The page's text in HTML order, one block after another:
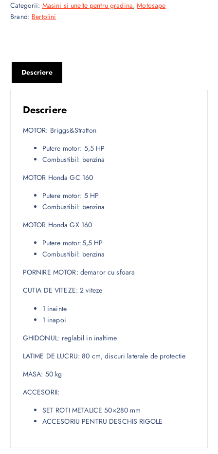
Categorii: Masini si unelte pentru gradina,Motosape
Brand: Bertolini
Descriere
Descriere
MOTOR: Briggs&Stratton
Putere motor: 5,5 HP
Combustibil: benzina
MOTOR Honda GC 160
Putere motor: 5 HP
Combustibil: benzina
MOTOR Honda GX 160
Putere motor:5,5 HP
Combustibil: benzina
PORNIRE MOTOR: demaror cu sfoara
CUTIA DE VITEZE: 2 viteze
1 inainte
1 inapoi
GHIDONUL: reglabil in inaltime
LATIME DE LUCRU: 80 cm, discuri laterale de protectie
MASA: 50 kg
ACCESORII:
SET ROTI METALICE 50×280 mm
ACCESORIU PENTRU DESCHIS RIGOLE